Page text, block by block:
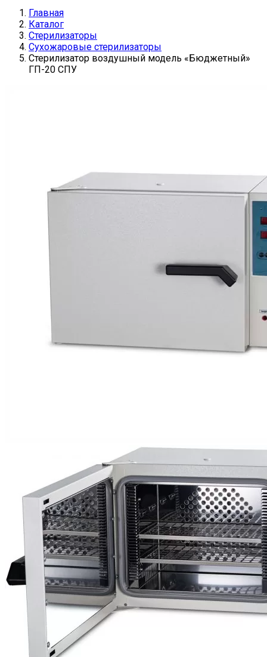
Главная
Каталог
Стерилизаторы
Сухожаровые стерилизаторы
Стерилизатор воздушный модель «Бюджетный»
ГП-20 СПУ